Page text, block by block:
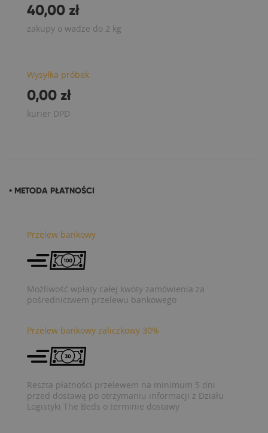
40,00 zł
zakupy o wadze do 2 kg
Wysyłka próbek
0,00 zł
kurier DPD
• METODA PŁATNOŚCI
Przelew bankowy
Możliwość wpłaty całej kwoty zamówienia za
pośrednictwem przelewu bankowego
Przelew bankowy zaliczkowy 30%
Reszta płatności przelewem na minimum 5 dni
przed dostawą po otrzymaniu informacji z Działu
Logistyki The Beds o terminie dostawy